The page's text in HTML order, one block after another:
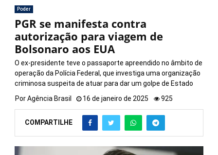
Poder
PGR se manifesta contra
autorização para viagem de
Bolsonaro aos EUA
O ex-presidente teve o passaporte apreendido no âmbito de
operação da Polícia Federal, que investiga uma organização
criminosa suspeita de atuar para dar um golpe de Estado
PorAgência Brasil 16 de janeiro de 2025 925
COMPARTILHE